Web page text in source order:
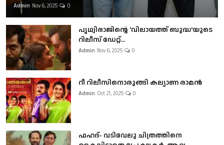
Admin Nov 6, 2025 0
പൃഥ്വിരാജിന്റെ 'വിലായത്ത് ബുദ്ധ'യുടെ
റിലീസ് ഡേറ്റ്...
Admin Nov 6, 2025 0
റീ റിലീസിനൊരുങ്ങി കല്യാണ രാമൻ
Admin Oct 21, 2025 0
ഫഹദ്- വടിവേലു ചിത്രത്തിനെ